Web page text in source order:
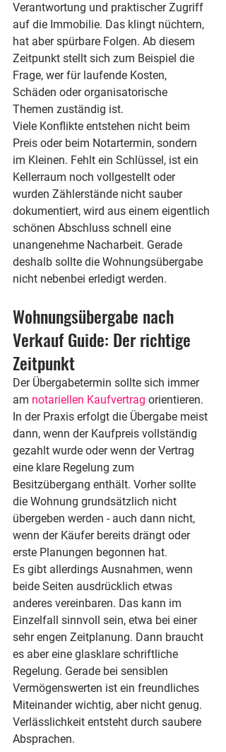
Verantwortung und praktischer Zugriff
auf die Immobilie. Das klingt nüchtern,
hat aber spürbare Folgen. Ab diesem
Zeitpunkt stellt sich zum Beispiel die
Frage, wer für laufende Kosten,
Schäden oder organisatorische
Themen zuständig ist.
Viele Konflikte entstehen nicht beim
Preis oder beim Notartermin, sondern
im Kleinen. Fehlt ein Schlüssel, ist ein
Kellerraum noch vollgestellt oder
wurden Zählerstände nicht sauber
dokumentiert, wird aus einem eigentlich
schönen Abschluss schnell eine
unangenehme Nacharbeit. Gerade
deshalb sollte die Wohnungsübergabe
nicht nebenbei erledigt werden.
Wohnungsübergabe nach
Verkauf Guide: Der richtige
Zeitpunkt
Der Übergabetermin sollte sich immer
am notariellen Kaufvertrag orientieren.
In der Praxis erfolgt die Übergabe meist
dann, wenn der Kaufpreis vollständig
gezahlt wurde oder wenn der Vertrag
eine klare Regelung zum
Besitzübergang enthält. Vorher sollte
die Wohnung grundsätzlich nicht
übergeben werden - auch dann nicht,
wenn der Käufer bereits drängt oder
erste Planungen begonnen hat.
Es gibt allerdings Ausnahmen, wenn
beide Seiten ausdrücklich etwas
anderes vereinbaren. Das kann im
Einzelfall sinnvoll sein, etwa bei einer
sehr engen Zeitplanung. Dann braucht
es aber eine glasklare schriftliche
Regelung. Gerade bei sensiblen
Vermögenswerten ist ein freundliches
Miteinander wichtig, aber nicht genug.
Verlässlichkeit entsteht durch saubere
Absprachen.